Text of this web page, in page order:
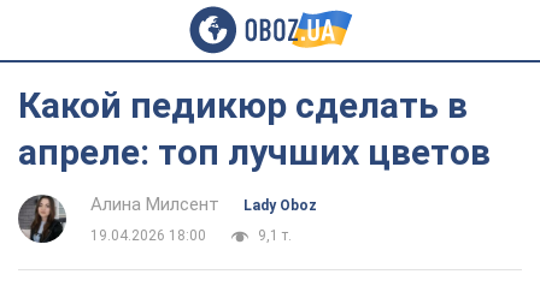
Какой педикюр сделать в
апреле: топ лучших цветов
Алина Милсент
Lady Oboz
19.04.2026 18:00
9,1 т.